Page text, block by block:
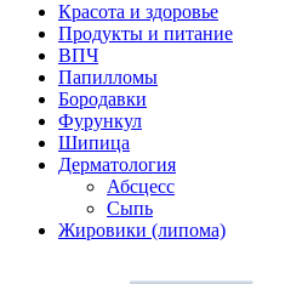
Красота и здоровье
Продукты и питание
ВПЧ
Папилломы
Бородавки
Фурункул
Шипица
Дерматология
Абсцесс
Сыпь
Жировики (липома)